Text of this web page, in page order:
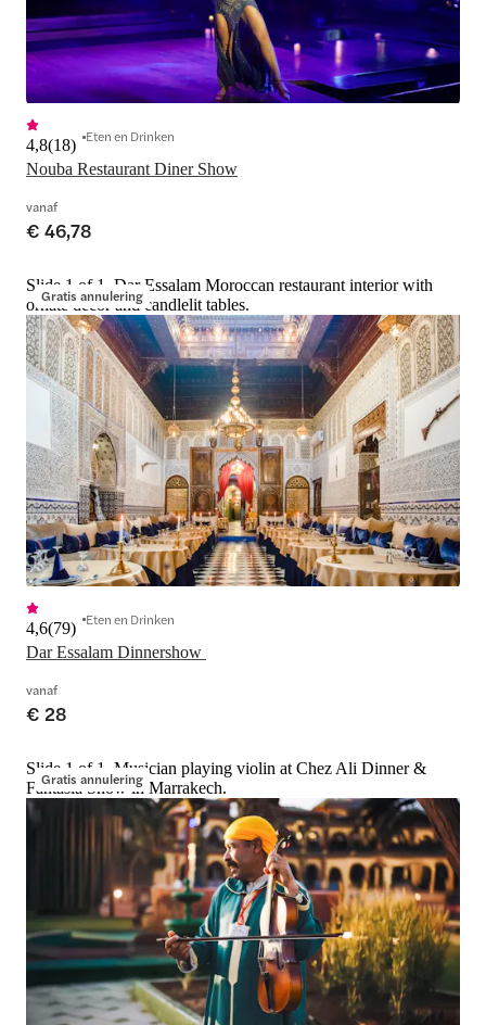
Nouba Restaurant Diner Show
4,8(18) Eten en Drinken
vanaf
€ 46,78
Gratis annulering
Slide 1 of 1, Dar Essalam Moroccan restaurant interior with
ornate decor and candlelit tables.
4,6(79) Eten en Drinken
vanaf
€ 28
Gratis annulering
Slide 1 of 1, Musician playing violin at Chez Ali Dinner &
Fantasia Show in Marrakech.